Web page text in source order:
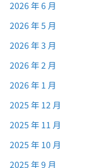
2026 年 6 月
2026 年 5 月
2026 年 3 月
2026 年 2 月
2026 年 1 月
2025 年 12 月
2025 年 11 月
2025 年 10 月
2025 年 9 月